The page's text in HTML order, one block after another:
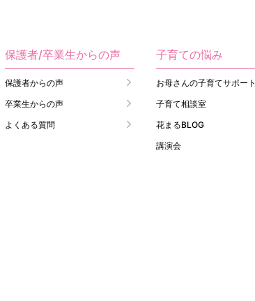
保護者/卒業生からの声
保護者からの声
卒業生からの声
よくある質問
子育ての悩み
お母さんの子育てサポート
子育て相談室
花まるBLOG
講演会